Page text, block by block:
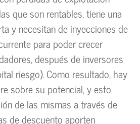
que son rentables, tiene una
y necesitan de inyecciones de
para poder crecer
después de inversores
riesgo). Como resultado, hay
sobre su potencial, y esto
de las mismas a través de
de descuento aporten